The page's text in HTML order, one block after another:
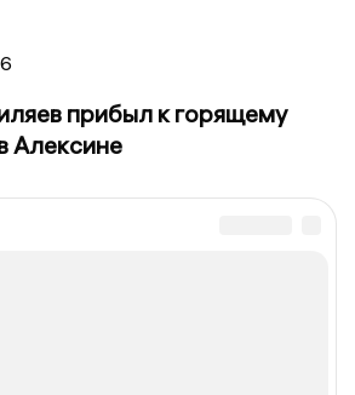
прибыл к горящему
Алексине